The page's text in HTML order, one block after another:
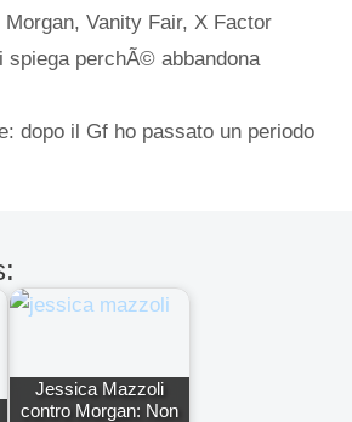
Morgan,Vanity Fair,X Factor
spiega perchÃ© abbandona
dopo il Gf ho passato un periodo
Jessica Mazzoli
contro Morgan: Non